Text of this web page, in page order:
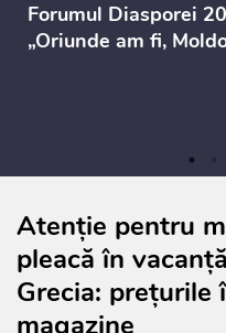
Forumul Diasporei
„Oriunde am fi,
Atenție pentru
pleacă în
Grecia: prețurile
magazine